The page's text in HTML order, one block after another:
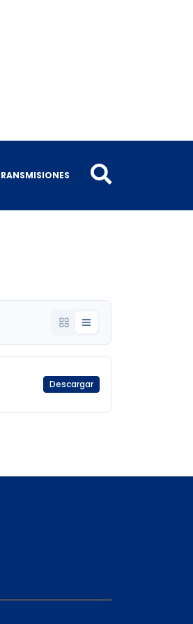
Descargar